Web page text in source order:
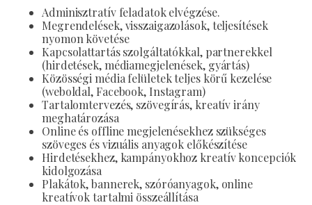
Adminisztratív feladatok elvégzése.
Megrendelések, visszaigazolások, teljesítések
nyomon követése
Kapcsolattartás szolgáltatókkal, partnerekkel
(hirdetések, médiamegjelenések, gyártás)
Közösségi média felületek teljes körű kezelése
(weboldal, Facebook, Instagram)
Tartalomtervezés, szövegírás, kreatív irány
meghatározása
Online és offline megjelenésekhez szükséges
szöveges és vizuális anyagok előkészítése
Hirdetésekhez, kampányokhoz kreatív koncepciók
kidolgozása
Plakátok, bannerek, szóróanyagok, online
kreatívok tartalmi összeállítása